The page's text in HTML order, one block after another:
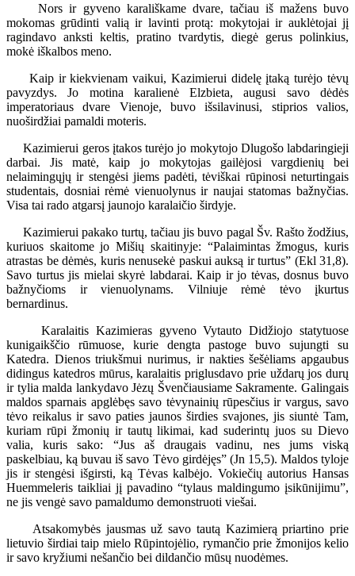
Nors ir gyveno karališkame dvare, tačiau iš mažens buvo
mokomas grūdinti valią ir lavinti protą: mokytojai ir auklėtojai jį
ragindavo anksti keltis, pratino tvardytis, diegė gerus polinkius,
mokė iškalbos meno.
Kaip ir kiekvienam vaikui, Kazimierui didelę įtaką turėjo tėvų
pavyzdys. Jo motina karalienė Elzbieta, augusi savo dėdės
imperatoriaus dvare Vienoje, buvo išsilavinusi, stiprios valios,
nuoširdžiai pamaldi moteris.
Kazimierui geros įtakos turėjo jo mokytojo Dlugošo labdaringieji
darbai. Jis matė, kaip jo mokytojas gailėjosi vargdienių bei
nelaimingųjų ir stengėsi jiems padėti, tėviškai rūpinosi neturtingais
studentais, dosniai rėmė vienuolynus ir naujai statomas bažnyčias.
Visa tai rado atgarsį jaunojo karalaičio širdyje.
Kazimierui pakako turtų, tačiau jis buvo pagal Šv. Rašto žodžius,
kuriuos skaitome jo Mišių skaitinyje: “Palaimintas žmogus, kuris
atrastas be dėmės, kuris nenusekė paskui auksą ir turtus” (Ekl 31,8).
Savo turtus jis mielai skyrė labdarai. Kaip ir jo tėvas, dosnus buvo
bažnyčioms ir vienuolynams. Vilniuje rėmė tėvo įkurtus
bernardinus.
Karalaitis Kazimieras gyveno Vytauto Didžiojo statytuose
kunigaikščio rūmuose, kurie dengta pastoge buvo sujungti su
Katedra. Dienos triukšmui nurimus, ir nakties šešėliams apgaubus
didingus katedros mūrus, karalaitis priglusdavo prie uždarų jos durų
ir tylia malda lankydavo Jėzų Švenčiausiame Sakramente. Galingais
maldos sparnais apglėbęs savo tėvynainių rūpesčius ir vargus, savo
tėvo reikalus ir savo paties jaunos širdies svajones, jis siuntė Tam,
kuriam rūpi žmonių ir tautų likimai, kad suderintų juos su Dievo
valia, kuris sako: “Jus aš draugais vadinu, nes jums viską
paskelbiau, ką buvau iš savo Tėvo girdėjęs” (Jn 15,5). Maldos tyloje
jis ir stengėsi išgirsti, ką Tėvas kalbėjo. Vokiečių autorius Hansas
Huemmeleris taikliai jį pavadino “tylaus maldingumo įsikūnijimu”,
ne jis vengė savo pamaldumo demonstruoti viešai.
Atsakomybės jausmas už savo tautą Kazimierą priartino prie
lietuvio širdiai taip mielo Rūpintojėlio, rymančio prie žmonijos kelio
ir savo kryžiumi nešančio bei dildančio mūsų nuodėmes.